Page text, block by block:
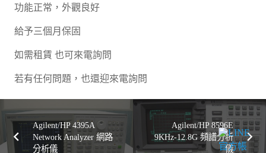
功能正常，外觀良好
給予三個月保固
如需租賃 也可來電詢問
若有任何問題，也還迎來電詢問
Agilent/HP 4395A
Network Analyzer 網路
分析儀
Agilent/HP 8596E
9KHz-12.8G 頻譜分析
儀